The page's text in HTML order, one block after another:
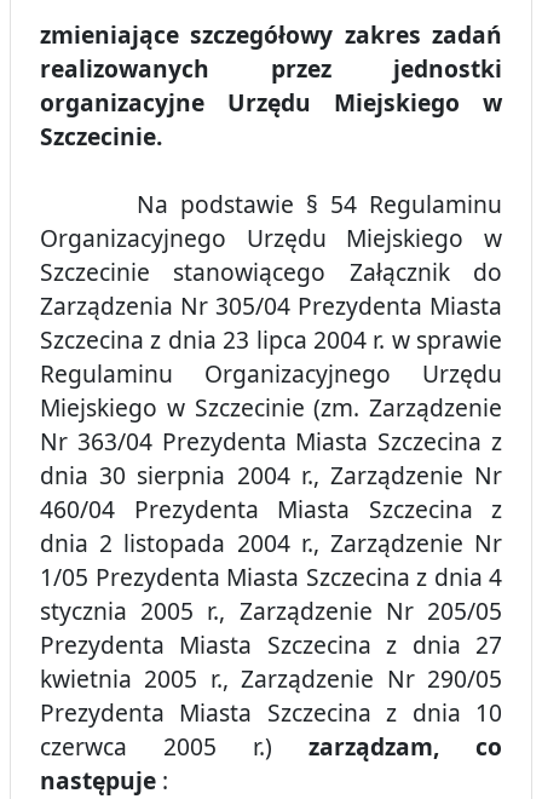
zmieniające szczegółowy zakres zadań
realizowanych przez jednostki
organizacyjne Urzędu Miejskiego w
Szczecinie.
Na podstawie § 54 Regulaminu
Organizacyjnego Urzędu Miejskiego w
Szczecinie stanowiącego Załącznik do
Zarządzenia Nr 305/04 Prezydenta Miasta
Szczecina z dnia 23 lipca 2004 r. w sprawie
Regulaminu Organizacyjnego Urzędu
Miejskiego w Szczecinie (zm. Zarządzenie
Nr 363/04 Prezydenta Miasta Szczecina z
dnia 30 sierpnia 2004 r., Zarządzenie Nr
460/04 Prezydenta Miasta Szczecina z
dnia 2 listopada 2004 r., Zarządzenie Nr
1/05 Prezydenta Miasta Szczecina z dnia 4
stycznia 2005 r., Zarządzenie Nr 205/05
Prezydenta Miasta Szczecina z dnia 27
kwietnia 2005 r., Zarządzenie Nr 290/05
Prezydenta Miasta Szczecina z dnia 10
czerwca 2005 r.) zarządzam, co
następuje :